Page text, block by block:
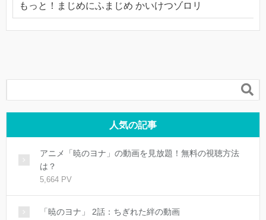
もっと！まじめにふまじめ かいけつゾロリ

人気の記事
アニメ「暁のヨナ」の動画を見放題！無料の視聴方法
は？
5,664 PV
「暁のヨナ」 2話：ちぎれた絆の動画